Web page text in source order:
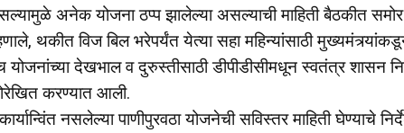
अनेक योजना ठप्प झालेल्या असल्याची माहिती बैठकीत
थकीत विज बिल भरेपर्यंत येत्या सहा महिन्यांसाठी
देखभाल व दुरुस्तीसाठी डीपीडीसीमधून स्वतंत्र शासन
करण्यात आली.
नसलेल्या पाणीपुरवठा योजनेची सविस्तर माहिती घेण्याचे